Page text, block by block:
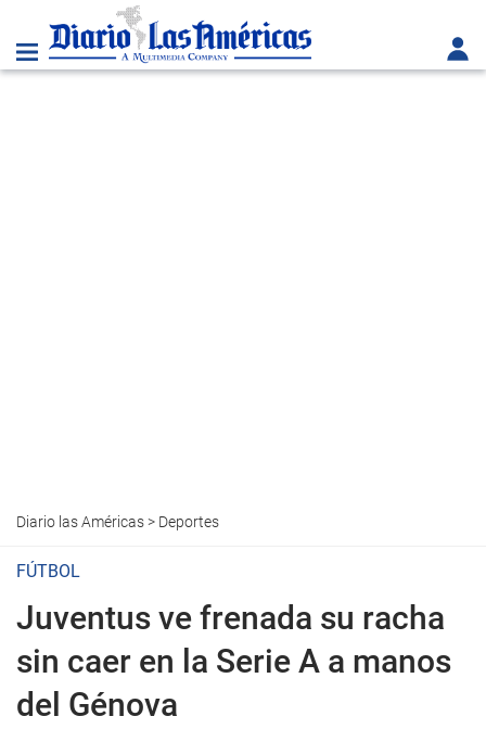
Diario las Américas> Deportes
FÚTBOL
Juventus ve frenada su racha
sin caer en la Serie A a manos
del Génova